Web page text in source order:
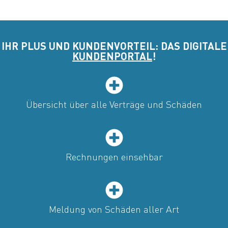
IHR PLUS UND KUNDENVORTEIL: DAS DIGITALE
KUNDENPORTAL!
Übersicht über alle Verträge und Schäden
Rechnungen einsehbar
Meldung von Schäden aller Art